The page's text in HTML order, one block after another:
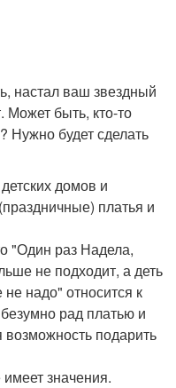
настал ваш звездный
Может быть, кто-то
Нужно будет сделать
домов и
платья и
"Один раз Надела,
не подходит, а деть
надо" относится к
рад платью и
возможность подарить
значения.